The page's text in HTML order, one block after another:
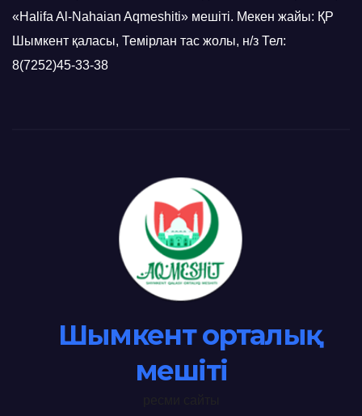
«Halifa Al-Nahaian Aqmeshiti» мешіті. Мекен жайы: ҚР
Шымкент қаласы, Темірлан тас жолы, н/з Тел:
8(7252)45-33-38
Шымкент орталық
мешіті